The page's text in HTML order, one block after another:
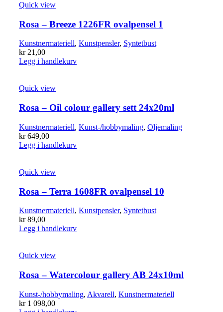
Quick view
Rosa – Breeze 1226FR ovalpensel 1
Kunstnermateriell, Kunstpensler, Syntetbust
kr21,00
Legg i handlekurv
Quick view
Rosa – Oil colour gallery sett 24x20ml
Kunstnermateriell, Kunst-/hobbymaling, Oljemaling
kr649,00
Legg i handlekurv
Quick view
Rosa – Terra 1608FR ovalpensel 10
Kunstnermateriell, Kunstpensler, Syntetbust
kr89,00
Legg i handlekurv
Quick view
Rosa – Watercolour gallery AB 24x10ml
Kunst-/hobbymaling, Akvarell, Kunstnermateriell
kr1 098,00